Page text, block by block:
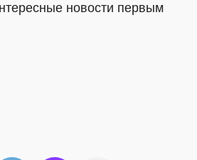
новости первым